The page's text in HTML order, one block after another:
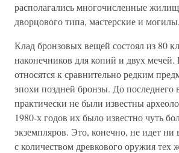
располагались многочисленные
дворцового типа, мастерские и могилы.
Клад бронзовых вещей состоял из 80
наконечников для копий и двух
относятся к сравнительно редким
эпохи поздней бронзы. До последнего
практически не были известны
1980-х годов их было известно чуть
экземпляров. Это, конечно, не идет ни
с количеством древкового оружия тех